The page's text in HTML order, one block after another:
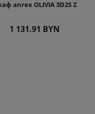
anrex OLIVIA 3D2S Z
1 131.91 BYN